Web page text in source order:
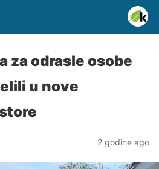
za odrasle osobe
u nove
2 godine ago